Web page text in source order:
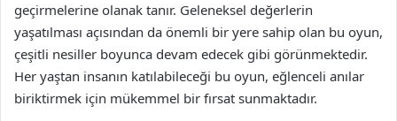
geçirmelerine olanak tanır. Geleneksel değerlerin
yaşatılması açısından da önemli bir yere sahip olan bu oyun,
çeşitli nesiller boyunca devam edecek gibi görünmektedir.
Her yaştan insanın katılabileceği bu oyun, eğlenceli anılar
biriktirmek için mükemmel bir fırsat sunmaktadır.